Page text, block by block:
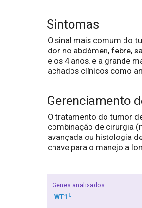
Sintomas
O sinal mais comum do
dor no abdómen, febre,
e os 4 anos, e a grande
achados clínicos como
Gerenciamento
O tratamento do tumor
combinação de cirurgia
avançada ou histologia
chave para o manejo a
Genes analisados
WT1U